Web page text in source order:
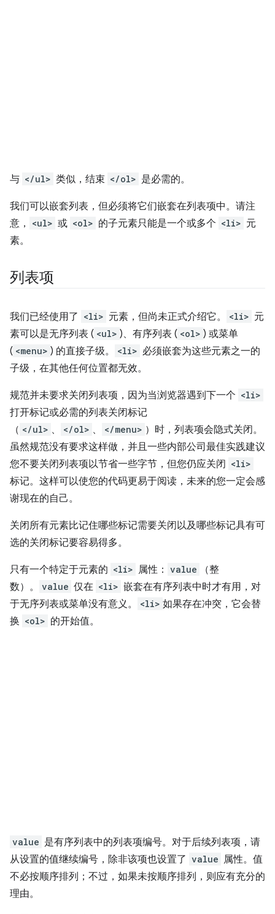
与 </ul> 类似，结束 </ol> 是必需的。
我们可以嵌套列表，但必须将它们嵌套在列表项中。请注
意，
<ul> 或 <ol> 的子元素只能是一个或多个 <li> 元
素。
列表项
我们已经使用了 <li> 元素，但尚未正式介绍它。 <li> 元
素可以是无序列表 ( <ul> )、有序列表 ( <ol> ) 或菜单
( <menu> ) 的直接子级。 <li> 必须嵌套为这些元素之一的
子级，在其他任何位置都无效。
规范并未要求关闭列表项，因为当浏览器遇到下一个 <li>
打开标记或必需的列表关闭标记
（ </ul> 、 </ol> 、 </menu> ）时，列表项会隐式关闭。
虽然规范没有要求这样做，并且一些内部公司最佳实践建议
您不要关闭列表项以节省一些字节，但您仍应关闭 <li>
标记。这样可以使您的代码更易于阅读，未来的您一定会感
谢现在的自己。
关闭所有元素比记住哪些标记需要关闭以及哪些标记具有可
选的关闭标记要容易得多。
只有一个特定于元素的 <li> 属性： value
（整
数）。
value 仅在 <li> 嵌套在有序列表中时才有用，对
于无序列表或菜单没有意义。
<li> 如果存在冲突，它会替
换 <ol> 的开始值。
value 是有序列表中的列表项编号。对于后续列表项，请
从设置的值继续编号，除非该项也设置了 value 属性。值
不必按顺序排列；不过，如果未按顺序排列，则应有充分的
理由。